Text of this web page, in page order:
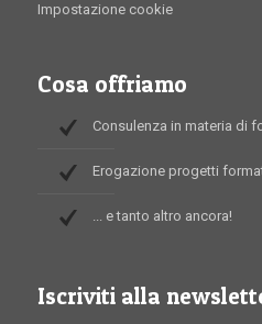
Impostazione cookie
Cosa offriamo
Consulenza in materia di
Erogazione progetti
... e tanto altro ancora!
Iscriviti alla